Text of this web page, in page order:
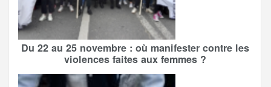
Du 22 au 25 novembre : où manifester contre les
violences faites aux femmes ?